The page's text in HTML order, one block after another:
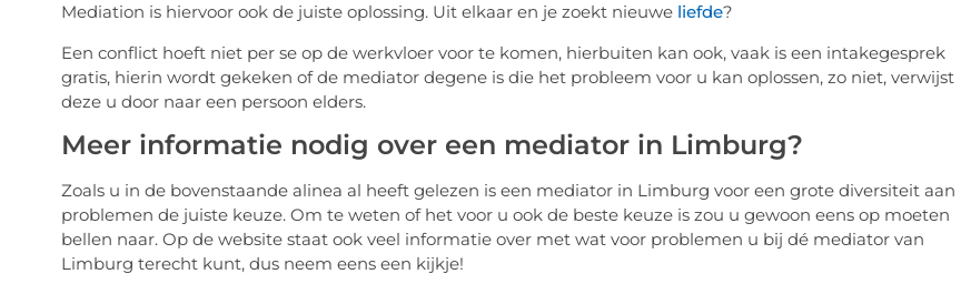
Mediation is hiervoor ook de juiste oplossing. Uit elkaar en je zoekt nieuwe liefde?
Een conflict hoeft niet per se op de werkvloer voor te komen, hierbuiten kan ook, vaak is een intakegesprek
gratis, hierin wordt gekeken of de mediator degene is die het probleem voor u kan oplossen, zo niet, verwijst
deze u door naar een persoon elders.
Meer informatie nodig over een mediator in Limburg?
Zoals u in de bovenstaande alinea al heeft gelezen is een mediator in Limburg voor een grote diversiteit aan
problemen de juiste keuze. Om te weten of het voor u ook de beste keuze is zou u gewoon eens op moeten
bellen naar. Op de website staat ook veel informatie over met wat voor problemen u bij dé mediator van
Limburg terecht kunt, dus neem eens een kijkje!